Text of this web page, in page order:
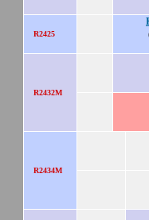
R2425
R2432M
R2434M